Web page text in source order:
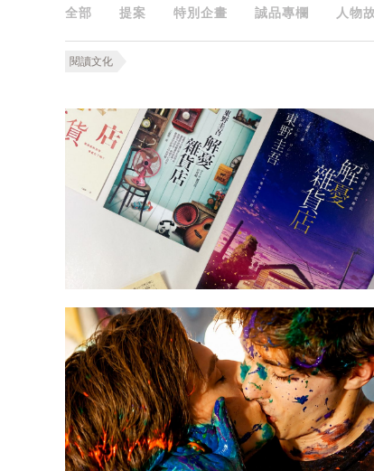
全部 提案 特別企畫 誠品專欄 人物
閱讀文化